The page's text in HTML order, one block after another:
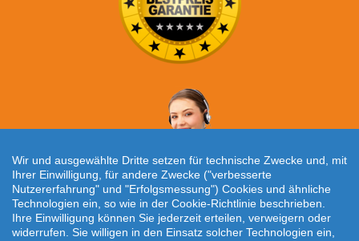
Individuelle Reiseanfrage!
Wir und ausgewählte Dritte setzen für technische Zwecke und, mit
Ihrer Einwilligung, für andere Zwecke ("verbesserte
Nutzererfahrung" und "Erfolgsmessung") Cookies und ähnliche
Technologien ein, so wie in der Cookie-Richtlinie beschrieben.
Ihre Einwilligung können Sie jederzeit erteilen, verweigern oder
widerrufen. Sie willigen in den Einsatz solcher Technologien ein,